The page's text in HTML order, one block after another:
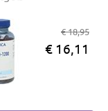
€ 18,95
€ 16,11